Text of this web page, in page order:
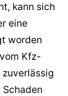
kann sich
eine
worden
Kfz-